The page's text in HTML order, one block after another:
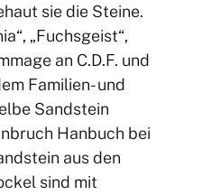
sie die Steine.
„Fuchsgeist“,
an C.D.F. und
Familien- und
Sandstein
Hanbuch bei
aus den
sind mit